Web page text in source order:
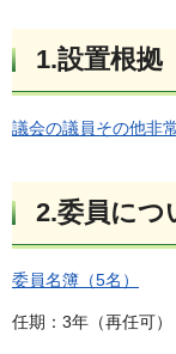
1.設置根拠
議会の議員その他非
2.委員につ
委員名簿（5名）
任期：3年（再任可）